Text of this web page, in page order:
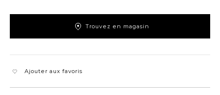
Trouvez en magasin
Ajouter aux favoris